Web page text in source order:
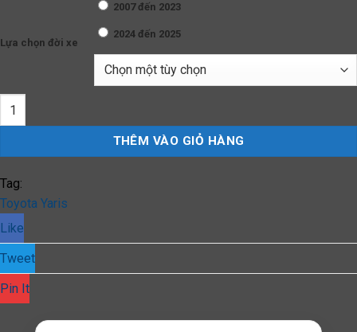
Lựa chọn đời xe
2007 đến 2023
2024 đến 2025
Lọc Điều Hòa Xe Toyota Yaris (2007 đến 2025) Bosch Chính
THÊM VÀO GIỎ HÀNG
Tag:
Toyota Yaris
Like
Tweet
Pin It